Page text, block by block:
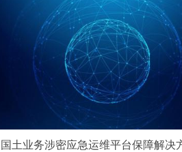
国土业务涉密应急运维平台保障解决